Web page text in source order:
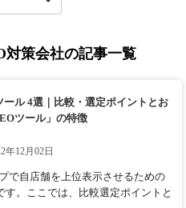
策会社の記事一覧
ル 4選｜比較・選定ポイントとお
ツール」の特徴
年12月02日
で自店舗を上位表示させるための
。ここでは、比較選定ポイントと